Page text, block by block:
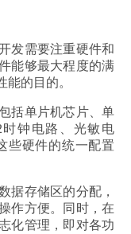
发需要注重硬件和
能够最大程度的满
的目的。
括单片机芯片、单
时钟电路、光敏电
些硬件的统一配置
据存储区的分配，
作方便。同时，在
化管理，即对各功